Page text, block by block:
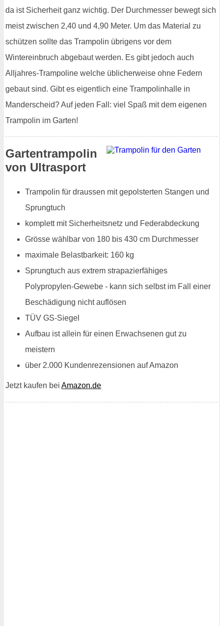
da ist Sicherheit ganz wichtig. Der Durchmesser bewegt sich
meist zwischen 2,40 und 4,90 Meter. Um das Material zu
schützen sollte das Trampolin übrigens vor dem
Wintereinbruch abgebaut werden. Es gibt jedoch auch
Alljahres-Trampoline welche üblicherweise ohne Federn
gebaut sind. Gibt es eigentlich eine Trampolinhalle in
Manderscheid? Auf jeden Fall: viel Spaß mit dem eigenen
Trampolin im Garten!
Gartentrampolin
von Ultrasport
Trampolin für draussen mit gepolsterten Stangen und
Sprungtuch
komplett mit Sicherheitsnetz und Federabdeckung
Grösse wählbar von 180 bis 430 cm Durchmesser
maximale Belastbarkeit: 160 kg
Sprungtuch aus extrem strapazierfähiges
Polypropylen-Gewebe - kann sich selbst im Fall einer
Beschädigung nicht auflösen
TÜV GS-Siegel
Aufbau ist allein für einen Erwachsenen gut zu
meistern
über 2.000 Kundenrezensionen auf Amazon
Jetzt kaufen bei Amazon.de